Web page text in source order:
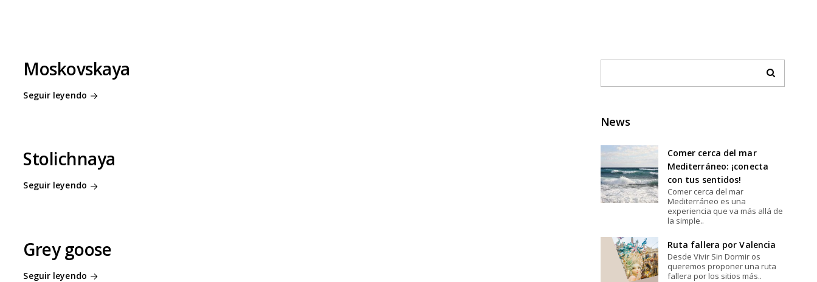
Moskovskaya
Seguir leyendo
Stolichnaya
Seguir leyendo
Grey goose
Seguir leyendo
News
Comer cerca del mar
Mediterráneo: ¡conecta
con tus sentidos!
Comer cerca del mar
Mediterráneo es una
experiencia que va más allá de
la simple..
Ruta fallera por Valencia
Desde Vivir Sin Dormir os
queremos proponer una ruta
fallera por los sitios más..